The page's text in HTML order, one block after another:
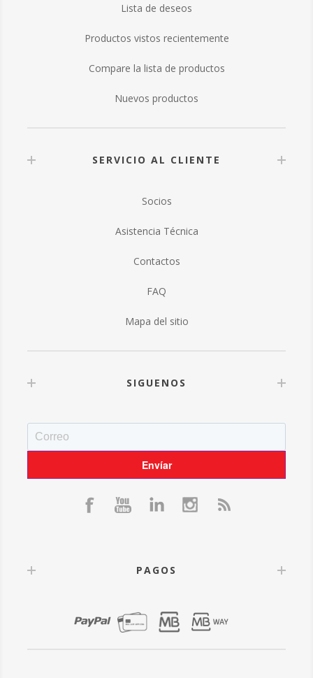
Lista de deseos
Productos vistos recientemente
Compare la lista de productos
Nuevos productos
SERVICIO AL CLIENTE
Socios
Asistencia Técnica
Contactos
FAQ
Mapa del sitio
SIGUENOS
PAGOS